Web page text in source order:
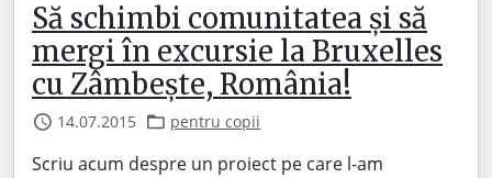
Să schimbi comunitatea și să
mergi în excursie la Bruxelles
cu Zâmbește, România!
14.07.2015 pentru copii
Scriu acum despre un proiect pe care l-am